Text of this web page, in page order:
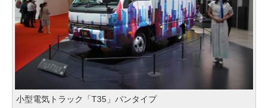
小型電気トラック「T35」パンタイプ